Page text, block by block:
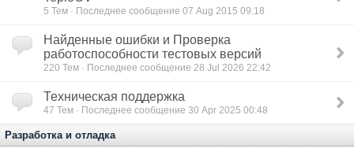
5 Тем · Последнее сообщение 07 Aug 2015 09:18
Найденные ошибки и Проверка
работоспособности тестовых версий
220 Тем · Последнее сообщение 28 Jul 2026 22:42
Техническая поддержка
47 Тем · Последнее сообщение 30 Apr 2025 00:48
Разработка и отладка